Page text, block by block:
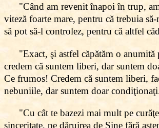
"Când am revenit înapoi în trup,
viteză foarte mare, pentru că trebuia
să pot să-l controlez, pentru că altfel
"Exact, şi astfel căpătăm o anumită
credem că suntem liberi, dar suntem
Ce frumos! Credem că suntem liberi,
nebuniile, dar suntem doar
"Cu cât te bazezi mai mult pe
sinceritate, pe dăruirea de Sine fără